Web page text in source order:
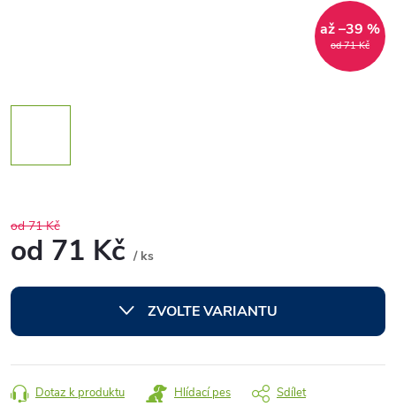
od 71 Kč
až –39 %
od 71 Kč
od 71 Kč / ks
cena:
ZVOLTE VARIANTU
Dotaz k produktu Hlídací pes Sdílet